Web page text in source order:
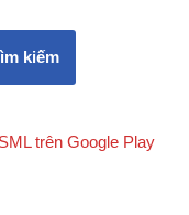
kiếm
trên Google Play